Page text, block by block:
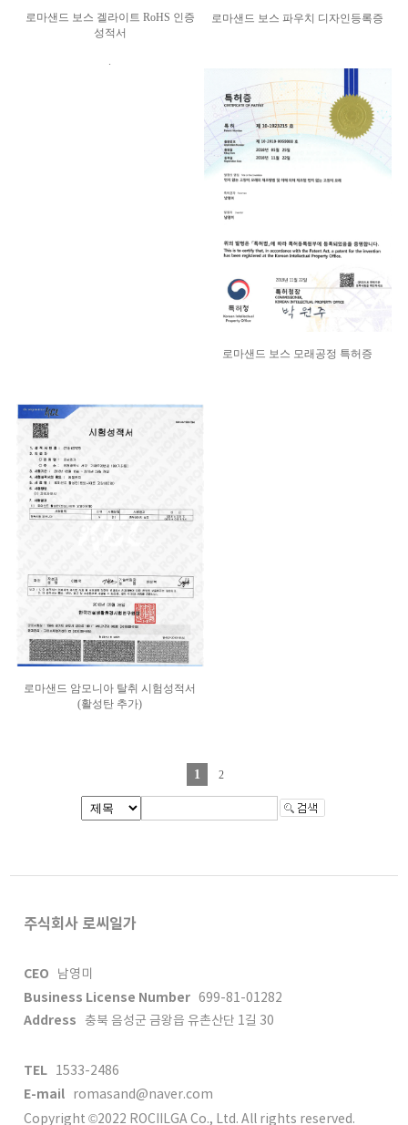
로마샌드 보스 겔라이트 RoHS 인증
성적서
.
로마샌드 보스 파우치 디자인등록증
로마샌드 보스 모래공정 특허증
로마샌드 암모니아 탈취 시험성적서
(활성탄 추가)
1 2
주식회사 로씨일가
CEO 남영미
Business License Number 699-81-01282
Address 충북 음성군 금왕읍 유촌산단 1길 30
TEL 1533-2486
E-mail romasand@naver.com
Copyright ©2022 ROCIILGA Co., Ltd. All rights reserved.